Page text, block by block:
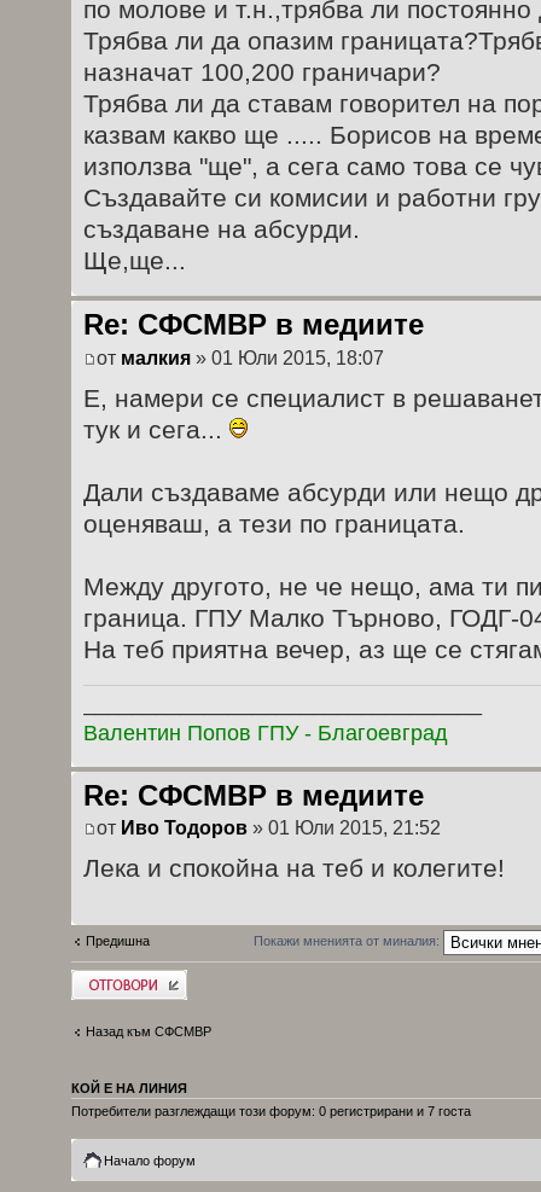
по молове и т.н.,трябва ли
Трябва ли да опазим
назначат 100,200 граничари?
Трябва ли да ставам говорител на
казвам какво ще ..... Борисов на
използва "ще", а сега само това се
Създавайте си комисии и работни
създаване на абсурди.
Ще,ще...
Re: СФСМВР в медиите
от малкия » 01 Юли 2015, 18:07
Е, намери се специалист в
тук и сега...
Дали създаваме абсурди или нещо
оценяваш, а тези по границата.
Между другото, не че нещо, ама ти
граница. ГПУ Малко Търново, ГОДГ-
На теб приятна вечер, аз ще се
Валентин Попов ГПУ - Благоевград
Re: СФСМВР в медиите
от Иво Тодоров » 01 Юли 2015, 21:52
Лека и спокойна на теб и колегите!
Предишна Покажи мненията от миналия:
Добави отговор
Назад към СФСМВР
КОЙ Е НА ЛИНИЯ
Потребители разглеждащи този форум: 0 регистрирани и 7 госта
Начало форум